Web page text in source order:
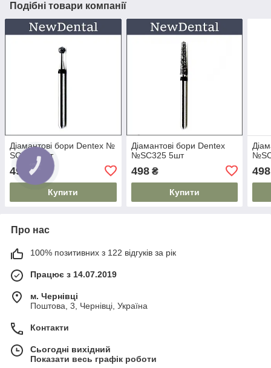
Подібні товари компанії
Діамантові бори Dentex №
SC104 5шт
498 ₴
Купити
Діамантові бори Dentex
№SC325 5шт
498₴
Купити
498
Про нас
100% позитивних з 122 відгуків за рік
Працює з 14.07.2019
м. Чернівці
Поштова, 3, Чернівці, Україна
Контакти
Сьогодні вихідний
Показати весь графік роботи